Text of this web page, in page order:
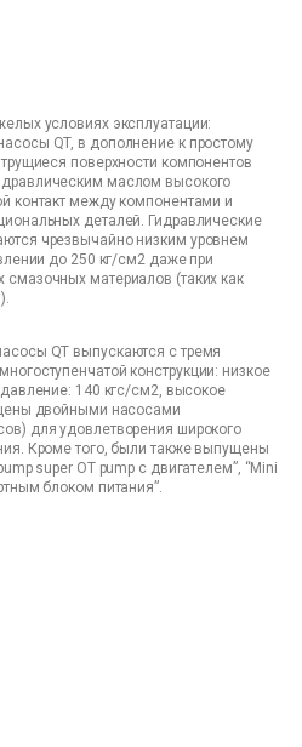
условиях эксплуатации:
QT, в дополнение к простому
поверхности компонентов
маслом высокого
контакт между компонентами и
деталей. Гидравлические
чрезвычайно низким уровнем
до 250 кг/см2 даже при
смазочных материалов (таких как
QT выпускаются с тремя
конструкции: низкое
140 кгс/см2, высокое
двойными насосами
для удовлетворения широкого
Кроме того, были также выпущены
super OT pump с двигателем”, “Mini
блоком питания”.